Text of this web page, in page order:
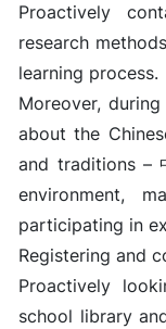
Proactively
research
learning process.
Moreover,
about the
and traditions –
environment,
participating in
Registering and
Proactively
school library